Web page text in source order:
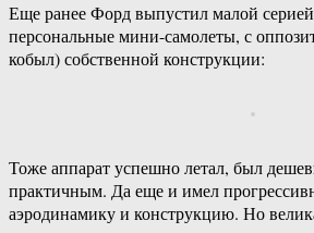
Еще ранее Форд выпустил малой
персональные мини-самолеты, с
кобыл) собственной конструкции:
Тоже аппарат успешно летал, был
практичным. Да еще и имел
аэродинамику и конструкцию. Но